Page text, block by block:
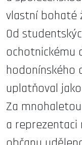
vlastní bohaté
Od
ochotnickému
hodonínského
uplatňoval
Za
a reprezentaci